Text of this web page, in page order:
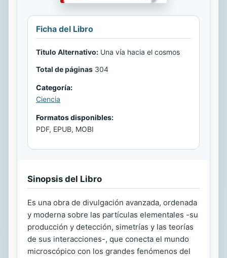
Ficha del Libro
Titulo Alternativo: Una vía hacia el cosmos
Total de páginas 304
Categoría:
Ciencia
Formatos disponibles:
PDF, EPUB, MOBI
Sinopsis del Libro
Es una obra de divulgación avanzada, ordenada
y moderna sobre las partículas elementales -su
producción y detección, simetrías y las teorías
de sus interacciones-, que conecta el mundo
microscópico con los grandes fenómenos del